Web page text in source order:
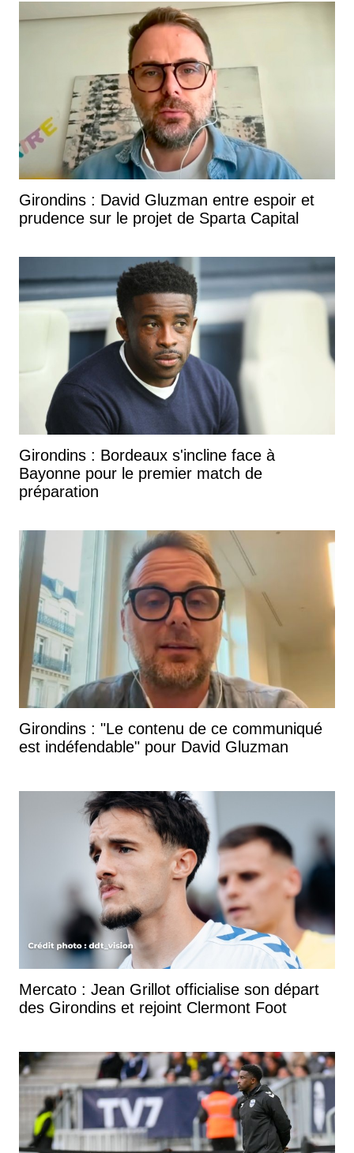
Girondins : David Gluzman entre espoir et
prudence sur le projet de Sparta Capital
Girondins : Bordeaux s'incline face à
Bayonne pour le premier match de
préparation
Girondins : "Le contenu de ce communiqué
est indéfendable" pour David Gluzman
Mercato : Jean Grillot officialise son départ
des Girondins et rejoint Clermont Foot